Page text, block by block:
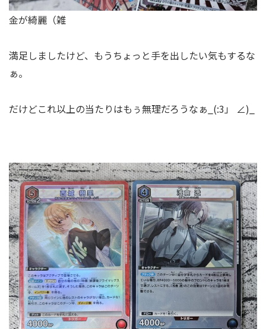
金が綺麗（雑
満足しましたけど、もうちょっと手を出したい気もするな
ぁ。
だけどこれ以上の当たりはもぅ無理だろうなぁ_(:3」 ∠)_